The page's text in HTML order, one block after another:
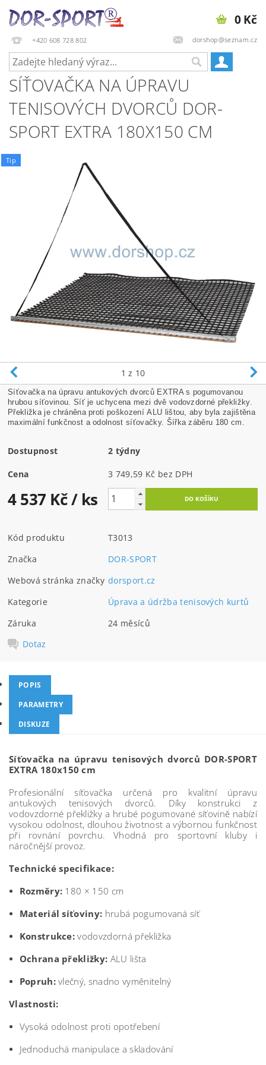
+420 608 728 802 dorshop@seznam.cz
0 Kč
SÍŤOVAČKA NA ÚPRAVU
TENISOVÝCH DVORCŮ DOR-
SPORT EXTRA 180X150 CM
Tip
1 z 10
Síťovačka na úpravu antukových dvorců EXTRA s pogumovanou
hrubou síťovinou. Síť je uchycena mezi dvě vodovzdorné překližky.
Překližka je chráněna proti poškození ALU lištou, aby byla zajištěna
maximální funkčnost a odolnost síťovačky. Šířka záběru 180 cm.
Dostupnost 2 týdny
Cena 3 749,59 Kč bez DPH
4 537 Kč/ ks
Kód produktu
T3013
Značka
DOR-SPORT
Webová stránka značky dorsport.cz
Kategorie
Úprava a údržba tenisových kurtů
Záruka
24 měsíců
Dotaz
POPIS
PARAMETRY
DISKUZE
Síťovačka na úpravu tenisových dvorců DOR-SPORT
EXTRA 180x150 cm
Profesionální síťovačka určená pro kvalitní úpravu
antukových tenisových dvorců. Díky konstrukci z
vodovzdorné překližky a hrubé pogumované síťovině nabízí
vysokou odolnost, dlouhou životnost a výbornou funkčnost
při rovnání povrchu. Vhodná pro sportovní kluby i
náročnější provoz.
Technické specifikace:
Rozměry: 180 × 150 cm
Materiál síťoviny: hrubá pogumovaná síť
Konstrukce: vodovzdorná překližka
Ochrana překližky: ALU lišta
Popruh:vlečný, snadno vyměnitelný
Vlastnosti:
Vysoká odolnost proti opotřebení
Jednoduchá manipulace a skladování